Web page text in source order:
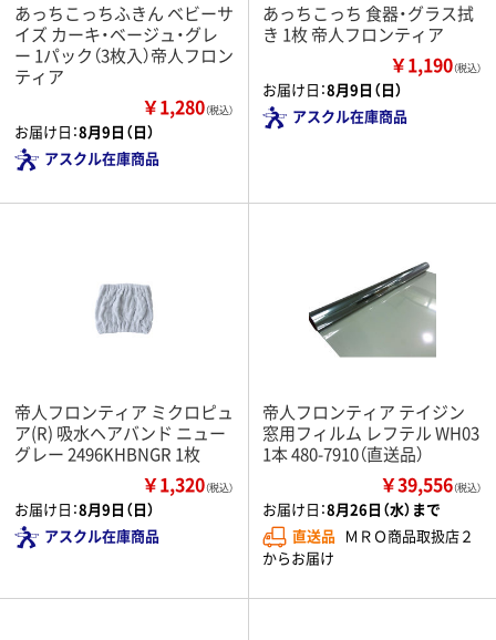
あっちこっちふきん ベビーサ
イズ カーキ・ベージュ・グレ
ー 1パック（3枚入）帝人フロン
ティア
￥1,280（税込）
お届け日：8月9日（日）
アスクル在庫商品
あっちこっち 食器・グラス拭
き 1枚 帝人フロンティア
￥1,190（税込）
お届け日：8月9日（日）
アスクル在庫商品
帝人フロンティア ミクロピュ
ア(R) 吸水ヘアバンド ニュー
グレー 2496KHBNGR 1枚
￥1,320（税込）
お届け日：8月9日（日）
アスクル在庫商品
帝人フロンティア テイジン
窓用フィルム レフテル WH03
1本 480-7910（直送品）
￥39,556（税込）
お届け日：8月26日（水）まで
直送品 ＭＲＯ商品取扱店２
からお届け